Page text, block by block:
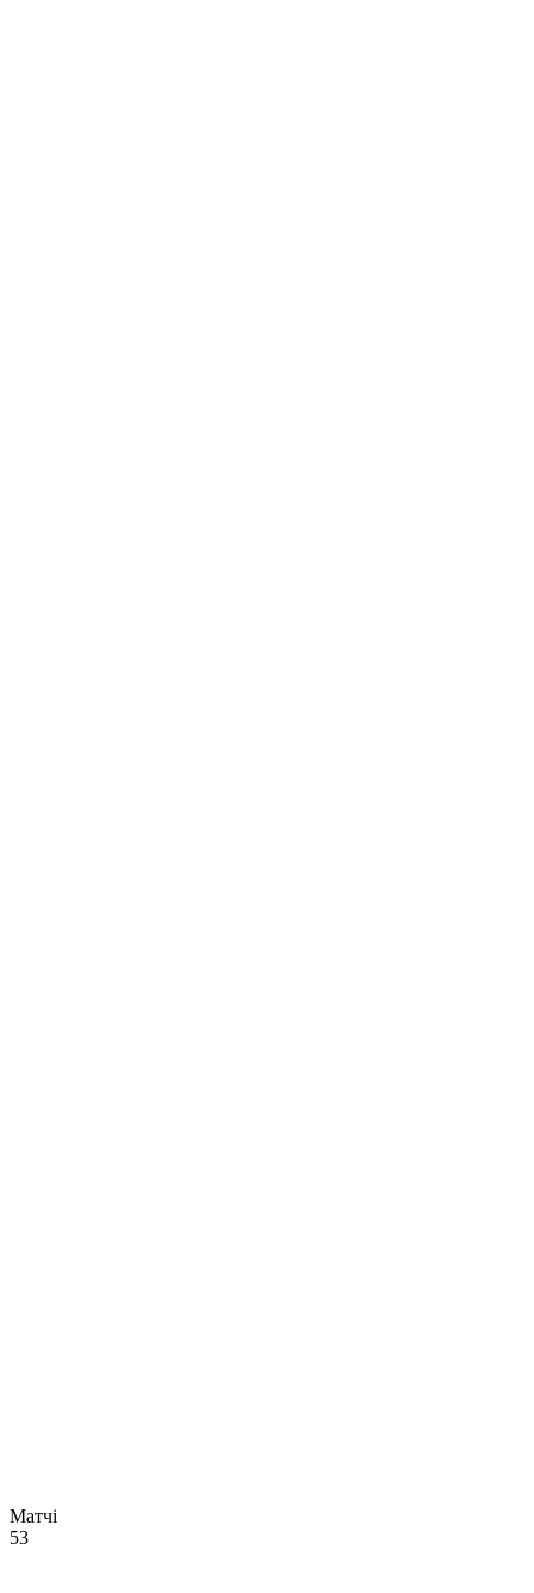
Матчі
53